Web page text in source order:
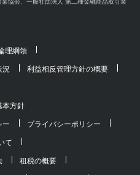
協会、一般社団法人 第二種金融商品取引業
理綱領
況 利益相反管理方針の概要
本方針
ー プライバシーポリシー
て
租税の概要